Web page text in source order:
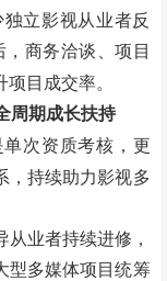
立影视从业者反
商务洽谈、项目
项目成交率。
周期成长扶持
次资质考核，更
，持续助力影视多
业者持续进修，
型多媒体项目统筹